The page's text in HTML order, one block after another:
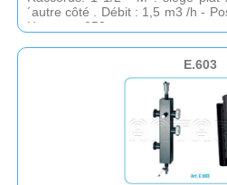
´autre côté . Débit : 1,5 m3 /h -
Hauteur : 250 mm.
E.603